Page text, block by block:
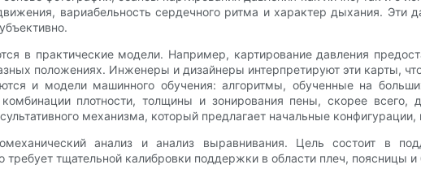
вариабельность сердечного ритма и характер дыхания. Эти
в практические модели. Например, картирование давления
положениях. Инженеры и дизайнеры интерпретируют эти карты,
и модели машинного обучения: алгоритмы, обученные на
плотности, толщины и зонирования пены, скорее
механизма, который предлагает начальные
анализ и анализ выравнивания. Цель состоит в
требует тщательной калибровки поддержки в области плеч,